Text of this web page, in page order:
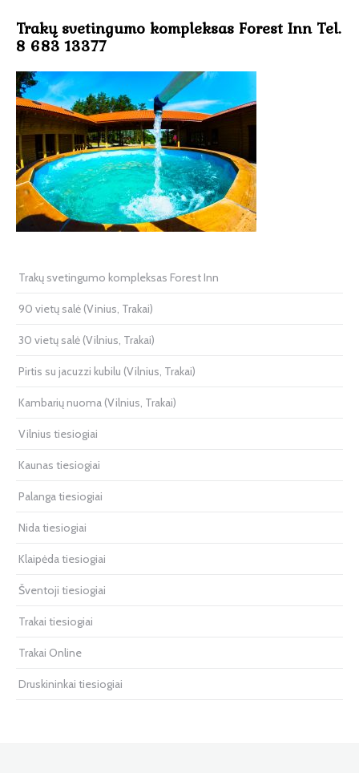
Trakų svetingumo kompleksas Forest Inn Tel.
8 683 13377
Trakų svetingumo kompleksas Forest Inn
90 vietų salė (Vinius, Trakai)
30 vietų salė (Vilnius, Trakai)
Pirtis su jacuzzi kubilu (Vilnius, Trakai)
Kambarių nuoma (Vilnius, Trakai)
Vilnius tiesiogiai
Kaunas tiesiogiai
Palanga tiesiogiai
Nida tiesiogiai
Klaipėda tiesiogiai
Šventoji tiesiogiai
Trakai tiesiogiai
Trakai Online
Druskininkai tiesiogiai